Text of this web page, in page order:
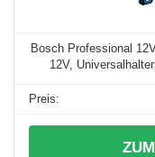
Bosch Professional
12V,